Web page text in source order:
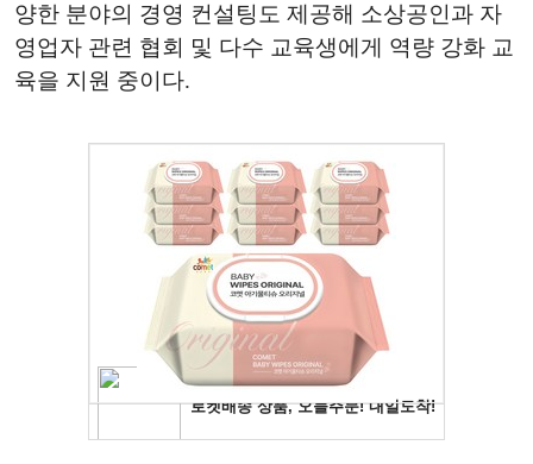
양한 분야의 경영 컨설팅도 제공해 소상공인과 자
영업자 관련 협회 및 다수 교육생에게 역량 강화 교
육을 지원 중이다.